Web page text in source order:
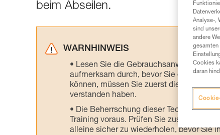
beim Abseilen.
WARNHINWEIS
Lesen Sie die Gebrauchsanweisungen
aufmerksam durch, bevor Sie diesen zu
können, müssen Sie zuerst die in der
verstanden haben.
Die Beherrschung dieser Techniken
Training voraus. Prüfen Sie zusammen
alleine sicher zu wiederholen, bevor Sie
Analyse-,
sind
andere
gesamten
Cookies
daran